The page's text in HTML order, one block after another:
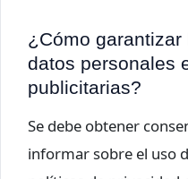
¿Cómo
datos personales
publicitarias?
Se debe obtener
informar sobre el uso